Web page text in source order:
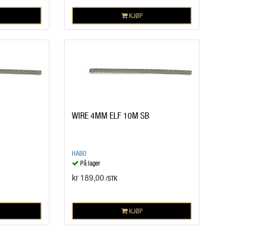
KJØP
WIRE 4MM ELF 10M SB
HABO
På lager
kr 189,00 /STK
KJØP